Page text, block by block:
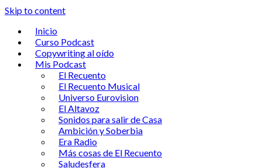
Skip to content
Inicio
Curso Podcast
Copywriting al oído
Mis Podcast
El Recuento
El Recuento Musical
Universo Eurovision
El Altavoz
Sonidos para salir de Casa
Ambición y Soberbia
Era Radio
Más cosas de El Recuento
Saludesfera